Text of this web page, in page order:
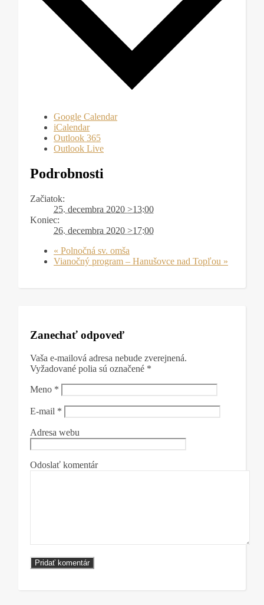
Google Calendar
iCalendar
Outlook 365
Outlook Live
Podrobnosti
Začiatok:
25. decembra 2020 >13:00
Koniec:
26. decembra 2020 >17:00
« Polnočná sv. omša
Vianočný program – Hanušovce nad Topľou »
Zanechať odpoveď
Vaša e-mailová adresa nebude zverejnená.
Vyžadované polia sú označené *
Meno *
E-mail *
Adresa webu
Odoslať komentár